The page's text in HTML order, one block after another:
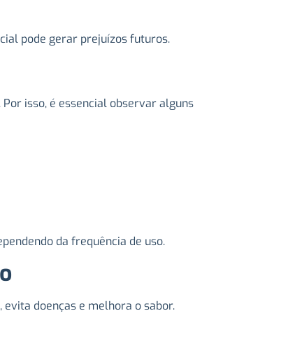
pode gerar prejuízos futuros.
isso, é essencial observar alguns
da frequência de uso.
doenças e melhora o sabor.